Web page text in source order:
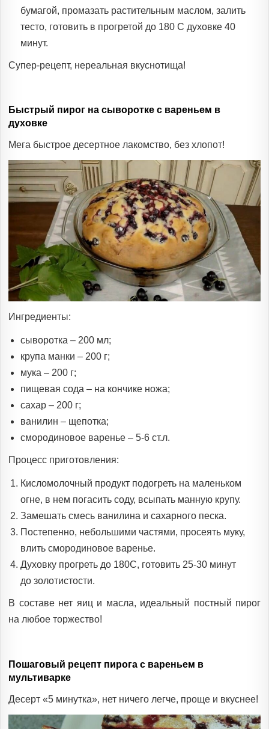
бумагой, промазать растительным маслом, залить
тесто, готовить в прогретой до 180 С духовке 40
минут.
Супер-рецепт, нереальная вкуснотища!
Быстрый пирог на сыворотке с вареньем в
духовке
Мега быстрое десертное лакомство, без хлопот!
Ингредиенты:
сыворотка – 200 мл;
крупа манки – 200 г;
мука – 200 г;
пищевая сода – на кончике ножа;
сахар – 200 г;
ванилин – щепотка;
смородиновое варенье – 5-6 ст.л.
Процесс приготовления:
Кисломолочный продукт подогреть на маленьком
огне, в нем погасить соду, всыпать манную крупу.
Замешать смесь ванилина и сахарного песка.
Постепенно, небольшими частями, просеять муку,
влить смородиновое варенье.
Духовку прогреть до 180С, готовить 25-30 минут
до золотистости.
В составе нет яиц и масла, идеальный постный пирог
на любое торжество!
Пошаговый рецепт пирога с вареньем в
мультиварке
Десерт «5 минутка», нет ничего легче, проще и вкуснее!